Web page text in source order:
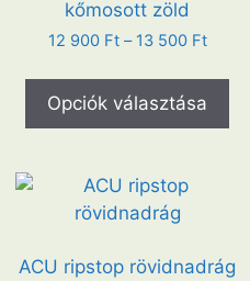
kőmosott zöld
12 900 Ft – 13 500 Ft
Opciók választása
ACU ripstop rövidnadrág